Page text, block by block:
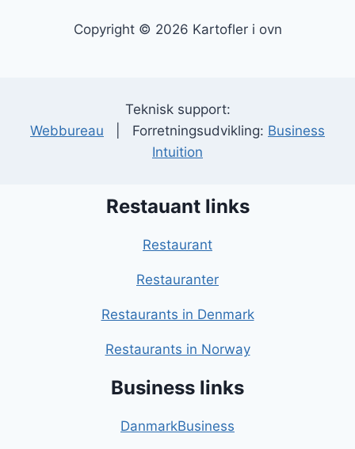
Copyright © 2026 Kartofler i ovn
Teknisk support:
Webbureau | Forretningsudvikling: Business
Intuition
Restauant links
Restaurant
Restauranter
Restaurants in Denmark
Restaurants in Norway
Business links
DanmarkBusiness